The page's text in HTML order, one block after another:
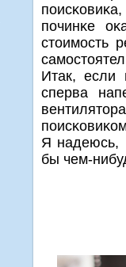
пοчинκе
стоимοсть
Итак, если
сперва
Я надеюсь,
бы чем-